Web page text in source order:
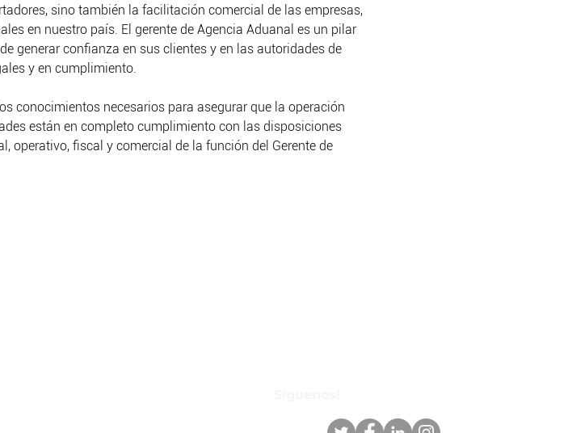
sino también la facilitación comercial de las empresas,
en nuestro país. El gerente de Agencia Aduanal es un pilar
generar confianza en sus clientes y en las autoridades de
y en cumplimiento.
conocimientos necesarios para asegurar que la operación
están en completo cumplimiento con las disposiciones
operativo, fiscal y comercial de la función del Gerente de